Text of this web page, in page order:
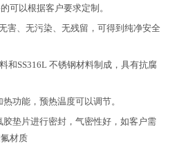
可以根据客户要求定制。
害、无污染、无残留，可得到纯净安全
和SS316L 不锈钢材料制成，具有抗腐
功能，预热温度可以调节。
胶垫片进行密封，气密性好，如客户需
材质